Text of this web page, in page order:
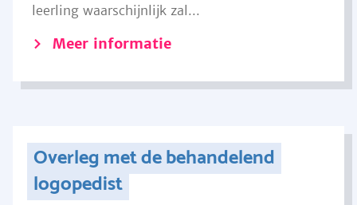
leerling waarschijnlijk zal...
Meer informatie
Overleg met de behandelend
logopedist